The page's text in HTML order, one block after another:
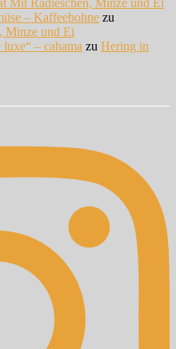
– Kaffeebohne zu
Minze und Ei
– cahama zu Hering in